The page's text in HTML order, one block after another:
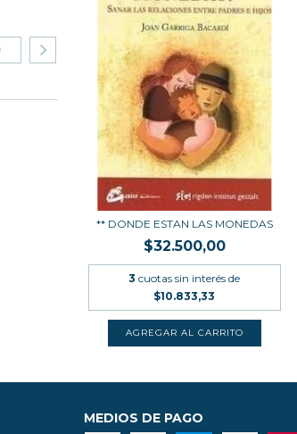
** DONDE ESTAN LAS MONEDAS
$32.500,00
3 cuotas sin interés de
$10.833,33
MEDIOS DE PAGO